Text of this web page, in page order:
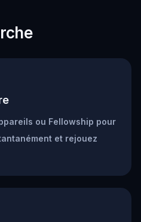
ou Fellowship pour
et rejouez